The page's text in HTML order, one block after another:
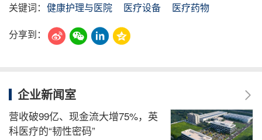
关键词： 健康护理与医院 医疗设备
医疗药物
分享到：
企业新闻室
营收破99亿、现金流大增75%，英
科医疗的“韧性密码”